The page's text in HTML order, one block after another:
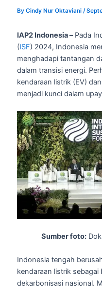
By Cindy Nur Oktaviani /
IAP2 Indonesia –Pada
(ISF) 2024, Indonesia
menghadapi tantangan
dalam transisi energi.
kendaraan listrik (EV)
menjadi kunci dalam
Sumber foto:
Indonesia tengah
kendaraan listrik sebagai
dekarbonisasi nasional.